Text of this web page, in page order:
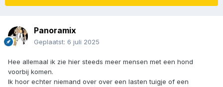
Panoramix
Geplaatst: 6 juli 2025
Hee allemaal ik zie hier steeds meer mensen met een hond
voorbij komen.
Ik hoor echter niemand over over een lasten tuigje of een